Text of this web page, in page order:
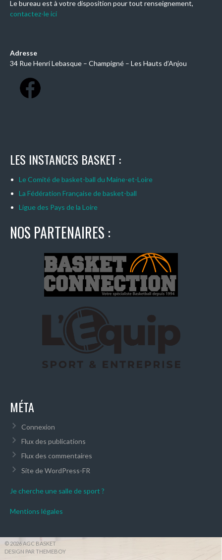
Le bureau est à votre disposition pour tout renseignement,
contactez-le ici
Adresse
34 Rue Henri Lebasque – Champigné – Les Hauts d’Anjou
LES INSTANCES BASKET :
Le Comité de basket-ball du Maine-et-Loire
La Fédération Française de basket-ball
Ligue des Pays de la Loire
NOS PARTENAIRES :
MÉTA
Connexion
Flux des publications
Flux des commentaires
Site de WordPress-FR
Je cherche une salle de sport ?
Mentions légales
© 2026 AGC BASKET
DESIGN PAR THEMEBOY